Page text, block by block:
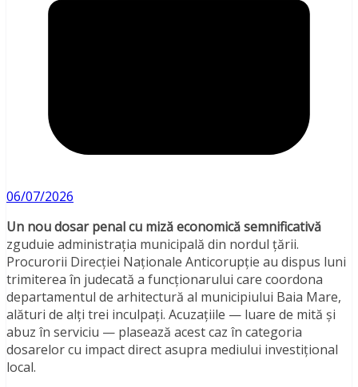
06/07/2026
Un nou dosar penal cu miză economică semnificativă
zguduie administrația municipală din nordul țării.
Procurorii Direcției Naționale Anticorupție au dispus luni
trimiterea în judecată a funcționarului care coordona
departamentul de arhitectură al municipiului Baia Mare,
alături de alți trei inculpați. Acuzațiile — luare de mită și
abuz în serviciu — plasează acest caz în categoria
dosarelor cu impact direct asupra mediului investițional
local.